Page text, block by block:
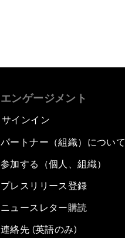
エンゲージメント
サインイン
パートナー（組織）について
参加する（個人、組織）
プレスリリース登録
ニュースレター購読
連絡先 (英語のみ)